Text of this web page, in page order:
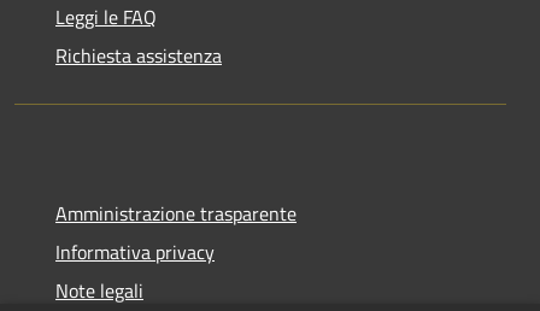
Leggi le FAQ
Richiesta assistenza
Amministrazione trasparente
Informativa privacy
Note legali